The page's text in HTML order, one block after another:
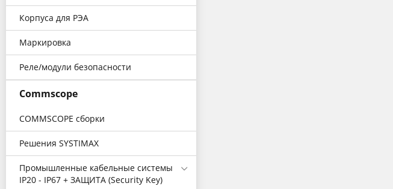
Корпуса для РЭА
Маркировка
Реле/модули безопасности
Commscope
COMMSCOPE cборки
Решения SYSTIMAX
Промышленные кабельные системы
IP20 - IP67 + ЗАЩИТА (Security Key)